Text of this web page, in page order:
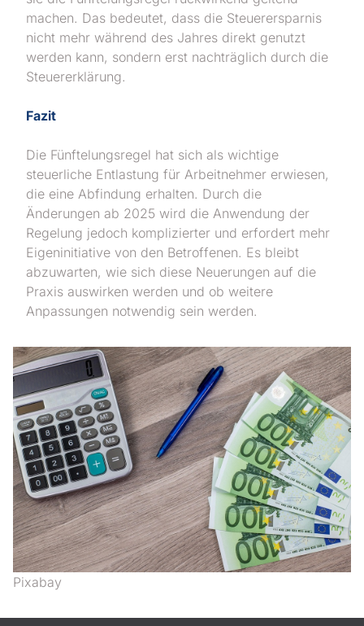
machen. Das bedeutet, dass die Steuerersparnis
nicht mehr während des Jahres direkt genutzt
werden kann, sondern erst nachträglich durch die
Steuererklärung.
Fazit
Die Fünftelungsregel hat sich als wichtige
steuerliche Entlastung für Arbeitnehmer erwiesen,
die eine Abfindung erhalten. Durch die
Änderungen ab 2025 wird die Anwendung der
Regelung jedoch komplizierter und erfordert mehr
Eigeninitiative von den Betroffenen. Es bleibt
abzuwarten, wie sich diese Neuerungen auf die
Praxis auswirken werden und ob weitere
Anpassungen notwendig sein werden.
Pixabay